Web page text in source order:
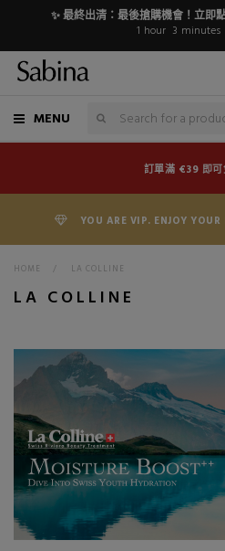
✨ 最終出清：最後搶購機會！立即
1 hour 3 minutes
MENU
訂單滿 €39 即可
YOU ARE VIP. ENJOY
HOME > LA COLLINE
LA COLLINE